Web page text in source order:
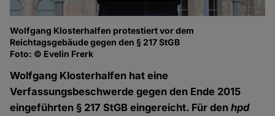
Wolfgang Klosterhalfen protestiert vor dem
Reichtagsgebäude gegen den § 217 StGB
Foto: © Evelin Frerk
Wolfgang Klosterhalfen hat eine
Verfassungsbeschwerde gegen den Ende 2015
eingeführten § 217 StGB eingereicht. Für denhpd